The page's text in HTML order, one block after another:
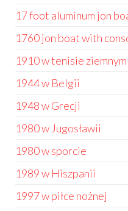
17 foot aluminum jon
1760 jon boat with
1910 w tenisie ziemnym
1944 w Belgii
1948 w Grecji
1980 w Jugosławii
1980 w sporcie
1989 w Hiszpanii
1997 w piłce nożnej